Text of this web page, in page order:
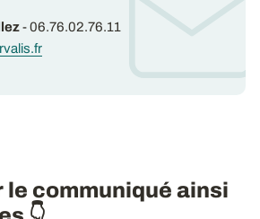
- 06.76.02.76.11
le communiqué ainsi